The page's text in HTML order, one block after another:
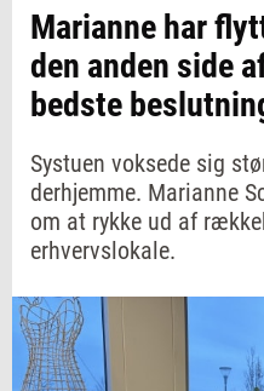
Marianne har
den anden side
bedste
Systuen voksede sig
derhjemme. Marianne
om at rykke ud af
erhvervslokale.